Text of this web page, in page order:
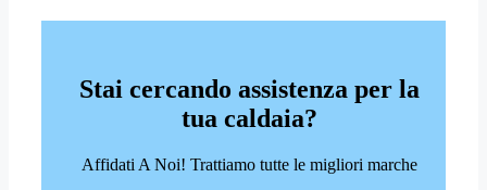
Stai cercando assistenza per la
tua caldaia?
Affidati A Noi! Trattiamo tutte le migliori marche